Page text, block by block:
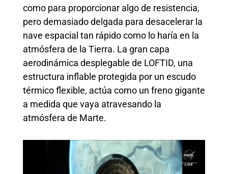
como para proporcionar algo de resistencia,
pero demasiado delgada para desacelerar la
nave espacial tan rápido como lo haría en la
atmósfera de la Tierra. La gran capa
aerodinámica desplegable de LOFTID, una
estructura inflable protegida por un escudo
térmico flexible, actúa como un freno gigante
a medida que vaya atravesando la
atmósfera de Marte.